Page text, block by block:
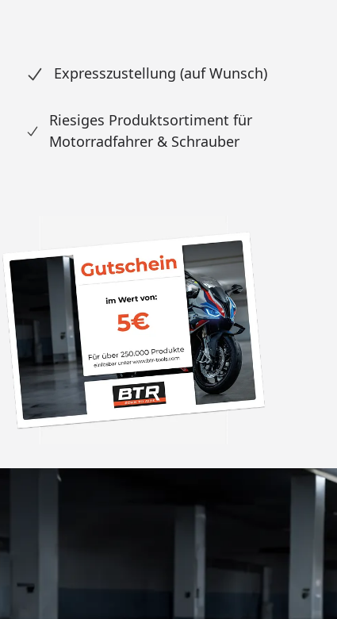
Expresszustellung (auf Wunsch)
Riesiges Produktsortiment für
Motorradfahrer & Schrauber
„Die
bzw. Bestellung
schnell ab. Als Firma braucht man
verlässliche
ich hier